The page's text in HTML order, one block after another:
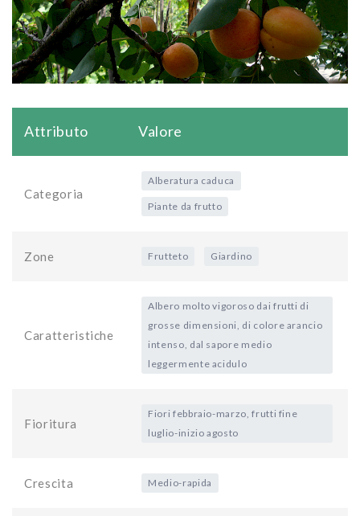
Attributo Valore
Categoria
Alberatura caduca
Piante da frutto
Zone Frutteto Giardino
Caratteristiche
Albero molto vigoroso dai frutti di
grosse dimensioni, di colore arancio
intenso, dal sapore medio
leggermente acidulo
Fioritura
Fiori febbraio-marzo, frutti fine
luglio-inizio agosto
Crescita Medio-rapida